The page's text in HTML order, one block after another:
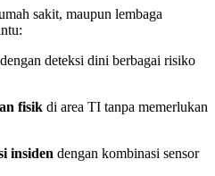
sakit, maupun lembaga
dengan deteksi dini berbagai risiko
fisik di area TI tanpa memerlukan
insiden dengan kombinasi sensor